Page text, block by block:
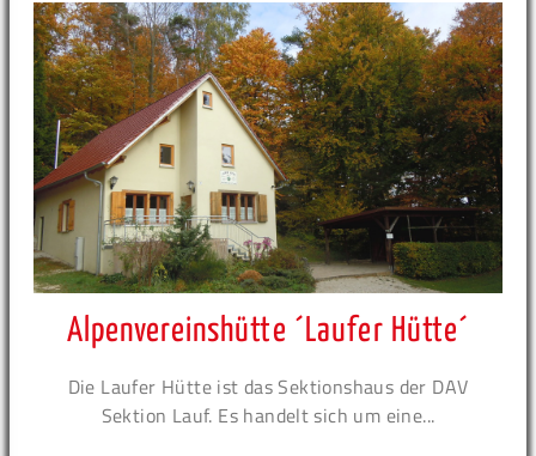
Alpenvereinshütte ´Laufer Hütte´
Die Laufer Hütte ist das Sektionshaus der DAV
Sektion Lauf. Es handelt sich um eine...